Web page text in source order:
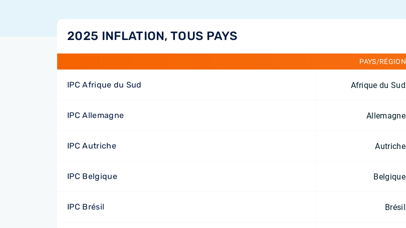
2025 INFLATION, TOUS PAYS
PAYS/RÉGION
IPC Afrique du Sud Afrique du Sud
IPC Allemagne Allemagne
IPC Autriche Autriche
IPC Belgique Belgique
IPC Brésil Brésil